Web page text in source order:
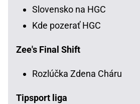
Slovensko na HGC
Kde pozerať HGC
Zee's Final Shift
Rozlúčka Zdena Cháru
Tipsport liga